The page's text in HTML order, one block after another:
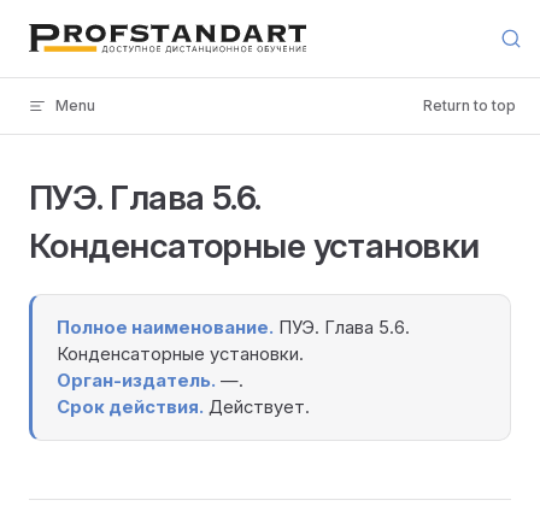
Skip to content
Menu Return to top
ПУЭ. Глава 5.6.
Конденсаторные установки
Полное наименование. ПУЭ. Глава 5.6.
Конденсаторные установки.
Орган-издатель. —.
Срок действия. Действует.